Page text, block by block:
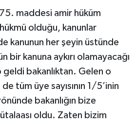
maddesi amir hüküm
olduğu, kanunlar
kanunun her şeyin üstünde
bir kanuna aykırı olamayacağı
bakanlıktan. Gelen o
tüm üye sayısının 1/5’inin
bakanlığın bize
oldu. Zaten bizim